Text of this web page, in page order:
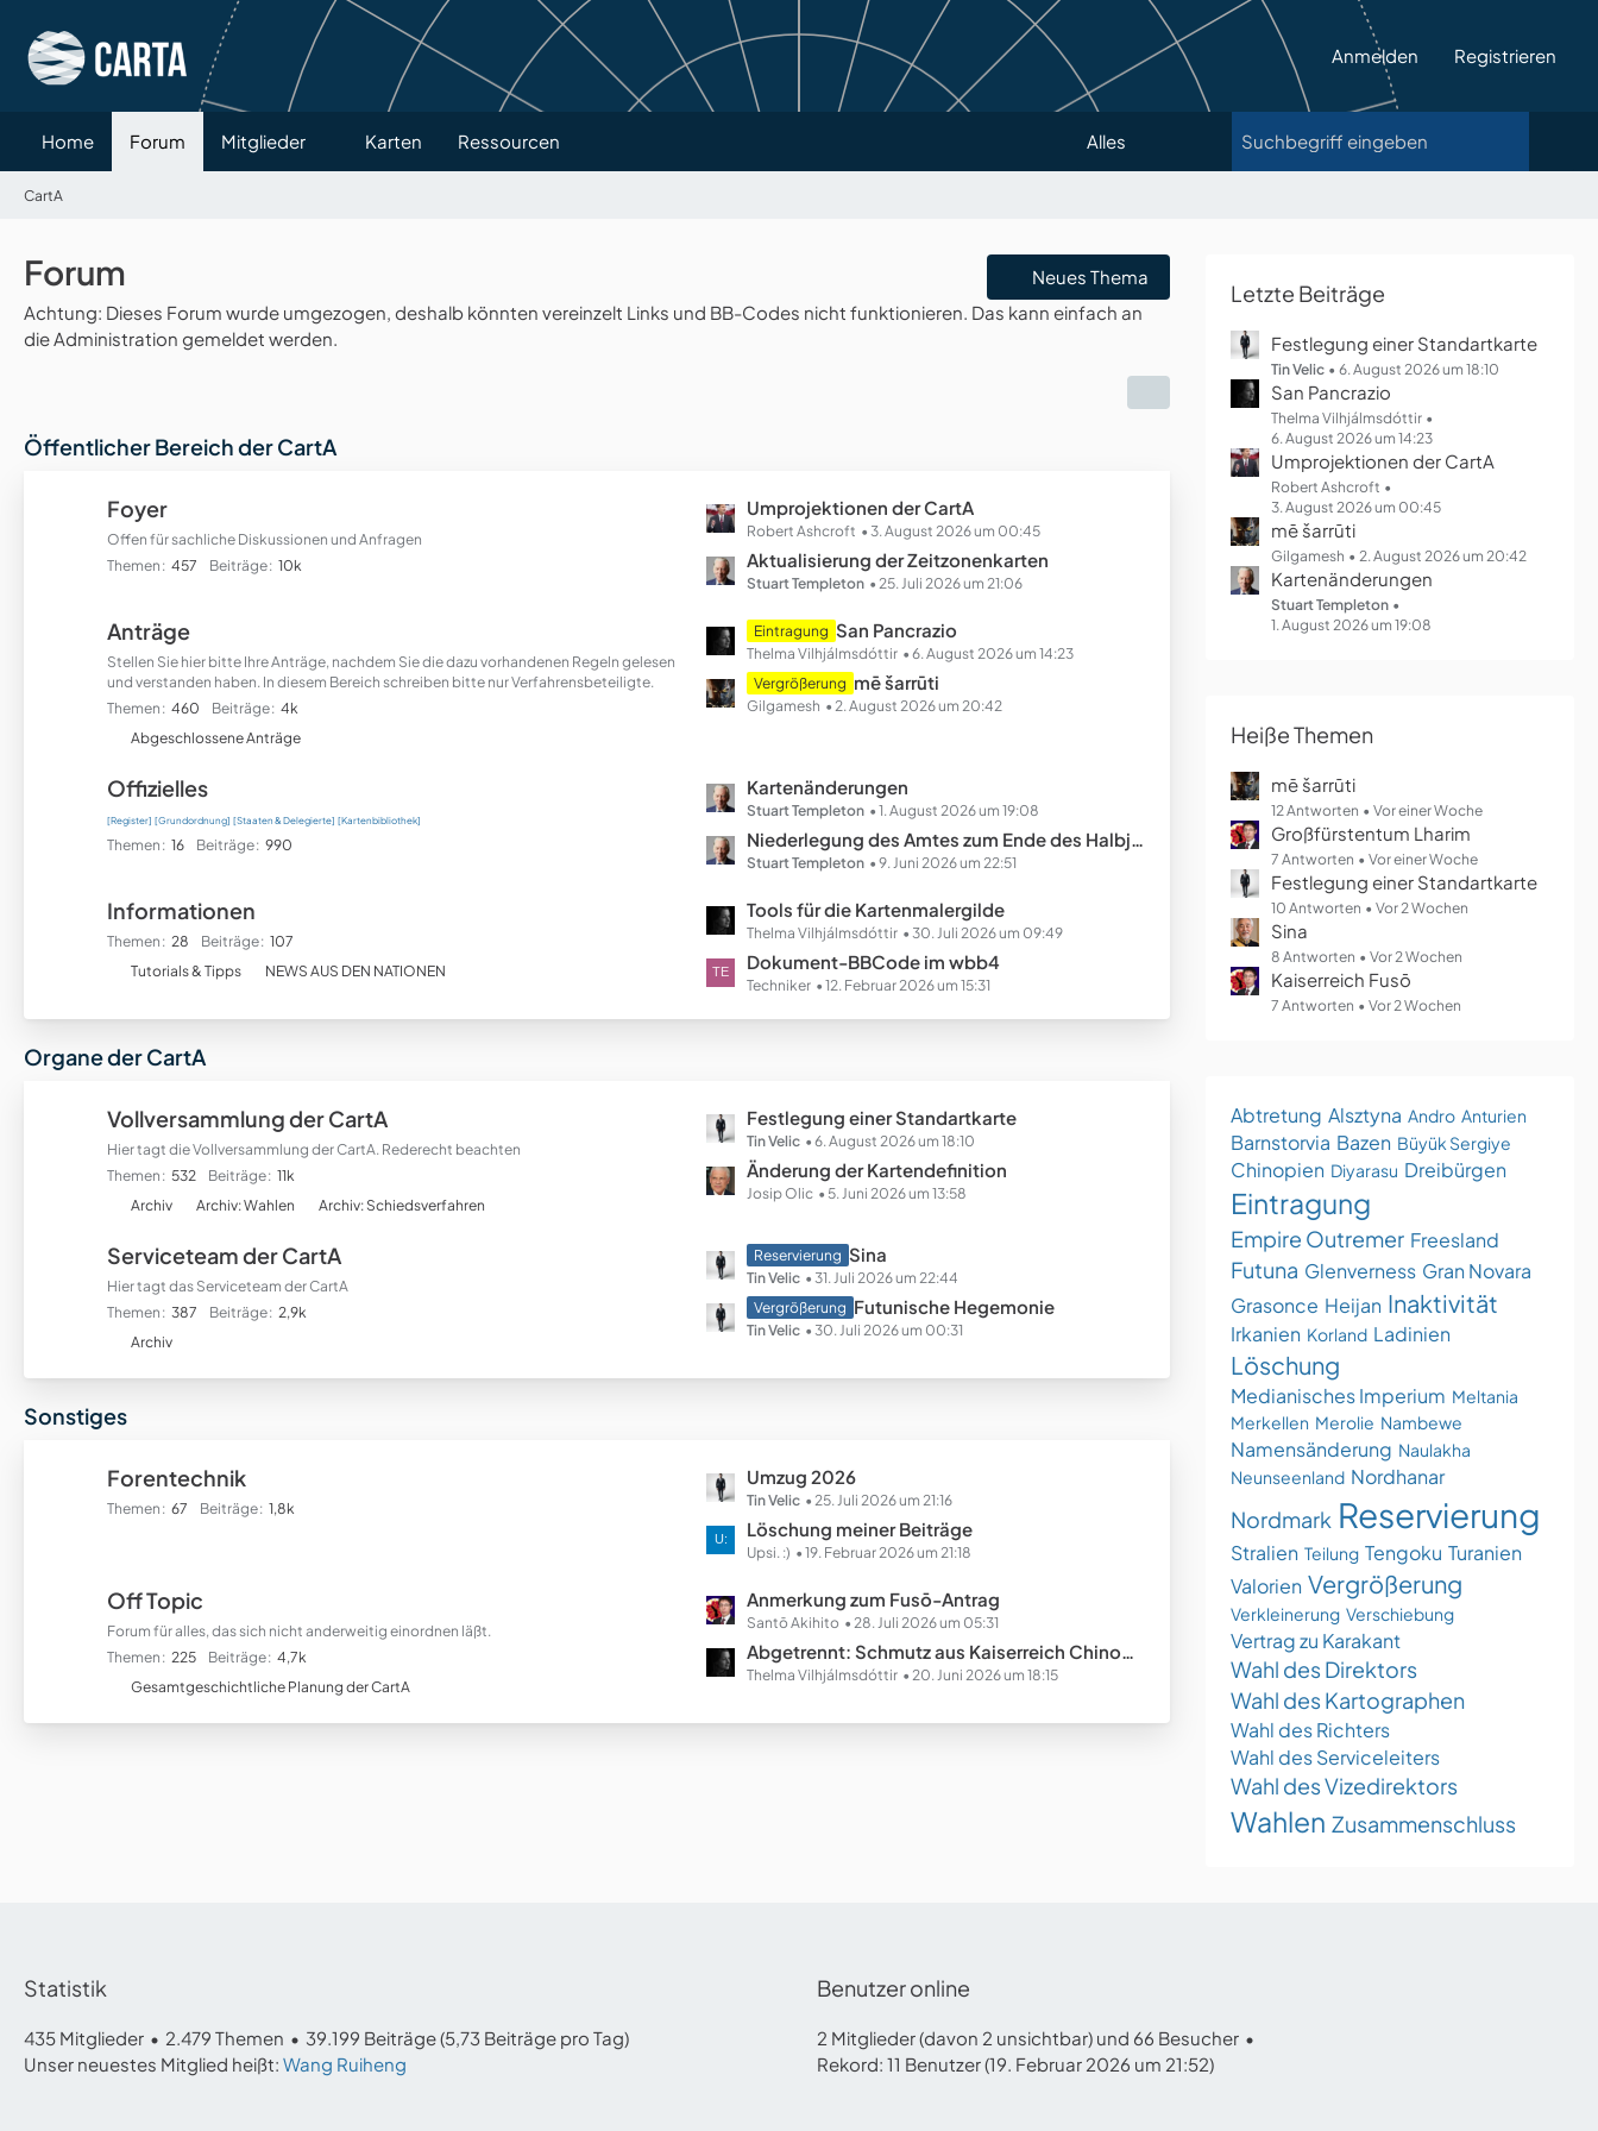
Anmelden Registrieren
Home Forum Mitglieder Karten Ressourcen Alles
CartA
Forum
Neues Thema
Achtung: Dieses Forum wurde umgezogen, deshalb könnten vereinzelt Links und BB-Codes nicht funktionieren. Das kann einfach an
die Administration gemeldet werden.
Öffentlicher Bereich der CartA
Foyer
Offen für sachliche Diskussionen und Anfragen
Themen
457 Beiträge 10k
L
e
t
z
e
ä
e
Umprojektionen der CartA
Robert Ashcroft 3. August 2026 um 00:45
Aktualisierung der Zeitzonenkarten
Stuart Templeton 25. Juli 2026 um 21:06
Anträge
Stellen Sie hier bitte Ihre Anträge, nachdem Sie die dazu vorhandenen Regeln gelesen
und verstanden haben. In diesem Bereich schreiben bitte nur Verfahrensbeteiligte.
Themen
460 Beiträge 4k
L
e
t
z
B
e
i
t
e
Eintragung San Pancrazio
Thelma Vilhjálmsdóttir
6. August 2026 um 14:23
Vergrößerung mē šarrūti
Gilgamesh 2. August 2026 um 20:42
t
e
r
r
e
Abgeschlossene Anträge
Offizielles
[Register] [Grundordnung] [Staaten & Delegierte] [Kartenbibliothek]
Themen 16 Beiträge 990
L
e
t
z
e
t
e
Kartenänderungen
Stuart Templeton 1. August 2026 um 19:08
Niederlegung des Amtes zum Ende des Halbjahres
Stuart Templeton 9. Juni 2026 um 22:51
Informationen
Themen 28 Beiträge 107
L
e
t
z
t
i
t
r
ä
e
Tools für die Kartenmalergilde
Thelma Vilhjálmsdóttir 30. Juli 2026 um 09:49
Dokument-BBCode im wbb4
Techniker 12. Februar 2026 um 15:31
t
e
o
r
e
Tutorials & Tipps NEWS AUS DEN NATIONEN
Organe der CartA
Vollversammlung der CartA
Hier tagt die Vollversammlung der CartA. Rederecht beachten
Themen
532 Beiträge 11k
L
e
t
z
e
B
e
i
r
Festlegung einer Standartkarte
Tin Velic 6. August 2026 um 18:10
Änderung der Kartendefinition
Josip Olic 5. Juni 2026 um 13:58
t
e
r
e
Archiv Archiv: Wahlen Archiv: Schiedsverfahren
Serviceteam der CartA
Hier tagt das Serviceteam der CartA
Themen
387 Beiträge 2,9k
L
e
t
z
e
ä
e
Reservierung Sina
Tin Velic
31. Juli 2026 um 22:44
Vergrößerung Futunische Hegemonie
Tin Velic 30. Juli 2026 um 00:31
e
f
o
Archiv
Sonstiges
Forentechnik
Themen 67 Beiträge 1,8k
L
e
t
z
e
Umzug 2026
Tin Velic 25. Juli 2026 um 21:16
Löschung meiner Beiträge
Upsi. :) 19. Februar 2026 um 21:18
Off Topic
Forum für alles, das sich nicht anderweitig einordnen läßt.
Themen
225 Beiträge 4,7k
L
e
t
z
e
Anmerkung zum Fusō-Antrag
Santō Akihito 28. Juli 2026 um 05:31
Abgetrennt: Schmutz aus Kaiserreich Chinopien (Ausgestaltungsstaat)
Thelma Vilhjálmsdóttir 20. Juni 2026 um 18:15
Gesamtgeschichtliche Planung der CartA
Letzte Beiträge
Festlegung einer Standartkarte
Tin Velic 6. August 2026 um 18:10
San Pancrazio
Thelma Vilhjálmsdóttir
6. August 2026 um 14:23
Umprojektionen der CartA
Robert Ashcroft
3. August 2026 um 00:45
mē šarrūti
Gilgamesh 2. August 2026 um 20:42
Kartenänderungen
Stuart Templeton
1. August 2026 um 19:08
Heiße Themen
mē šarrūti
12 Antworten Vor einer Woche
Großfürstentum Lharim
7 Antworten Vor einer Woche
Festlegung einer Standartkarte
10 Antworten Vor 2 Wochen
Sina
8 Antworten Vor 2 Wochen
Kaiserreich Fusō
7 Antworten Vor 2 Wochen
Abtretung Alsztyna Andro Anturien
Barnstorvia Bazen Büyük Sergiye
Chinopien Diyarasu Dreibürgen
Eintragung
Empire Outremer Freesland
Futuna Glenverness Gran Novara
Grasonce Heijan Inaktivität
Irkanien Korland Ladinien
Löschung
Medianisches Imperium Meltania
Merkellen Merolie Nambewe
Namensänderung Naulakha
Neunseenland Nordhanar
Nordmark Reservierung
Stralien Teilung Tengoku Turanien
Valorien Vergrößerung
Verkleinerung Verschiebung
Vertrag zu Karakant
Wahl des Direktors
Wahl des Kartographen
Wahl des Richters
Wahl des Serviceleiters
Wahl des Vizedirektors
Wahlen Zusammenschluss
Statistik
435 Mitglieder 2.479 Themen
39.199 Beiträge (5,73 Beiträge pro Tag)
Unser neuestes Mitglied heißt: Wang Ruiheng
Benutzer online
2 Mitglieder (davon 2 unsichtbar) und 66 Besucher
Rekord: 11 Benutzer (19. Februar 2026 um 21:52)